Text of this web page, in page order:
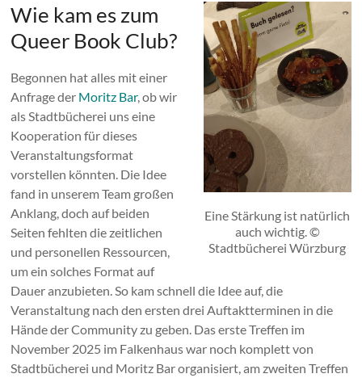
Eine Stärkung ist natürlich
auch wichtig. ©
Stadtbücherei Würzburg
Wie kam es zum
Queer Book Club?
Begonnen hat alles mit einer
Anfrage der Moritz Bar, ob wir
als Stadtbücherei uns eine
Kooperation für dieses
Veranstaltungsformat
vorstellen könnten. Die Idee
fand in unserem Team großen
Anklang, doch auf beiden
Seiten fehlten die zeitlichen
und personellen Ressourcen,
um ein solches Format auf
Dauer anzubieten. So kam schnell die Idee auf, die
Veranstaltung nach den ersten drei Auftaktterminen in die
Hände der Community zu geben. Das erste Treffen im
November 2025 im Falkenhaus war noch komplett von
Stadtbücherei und Moritz Bar organisiert, am zweiten Treffen